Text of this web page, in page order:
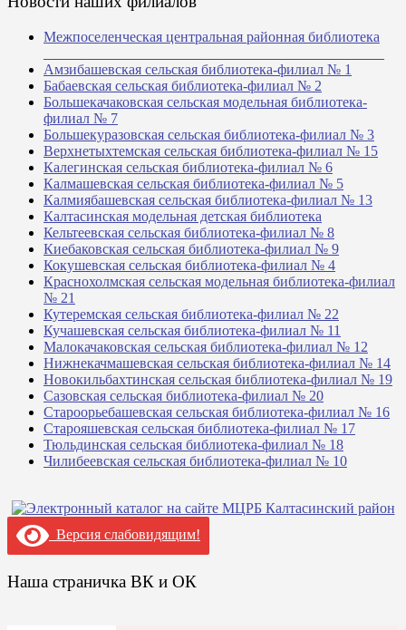
Межпоселенческая центральная районная библиотека
Амзибашевская сельская библиотека-филиал № 1
Бабаевская сельская библиотека-филиал № 2
Большекачаковская сельская модельная библиотека-
филиал № 7
Большекуразовская сельская библиотека-филиал № 3
Верхнетыхтемская сельская библиотека-филиал № 15
Калегинская сельская библиотека-филиал № 6
Калмашевская сельская библиотека-филиал № 5
Калмиябашевская сельская библиотека-филиал № 13
Калтасинская модельная детская библиотека
Кельтеевская сельская библиотека-филиал № 8
Киебаковская сельская библиотека-филиал № 9
Кокушевская сельская библиотека-филиал № 4
Краснохолмская сельская модельная библиотека-филиал
№ 21
Кутеремская сельская библиотека-филиал № 22
Кучашевская сельская библиотека-филиал № 11
Малокачаковская сельская библиотека-филиал № 12
Нижнекачмашевская сельская библиотека-филиал № 14
Новокильбахтинская сельская библиотека-филиал № 19
Сазовская сельская библиотека-филиал № 20
Староорьебашевская сельская библиотека-филиал № 16
Старояшевская сельская библиотека-филиал № 17
Тюльдинская сельская библиотека-филиал № 18
Чилибеевская сельская библиотека-филиал № 10
Версия слабовидящим!
Наша страничка ВК и ОК